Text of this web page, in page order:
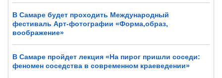
В Самаре будет проходить Международный
фестиваль Арт-фотографии «Форма,образ,
воображение»
В Самаре пройдет лекция «На пирог пришли соседи:
феномен соседства в современном краеведении»